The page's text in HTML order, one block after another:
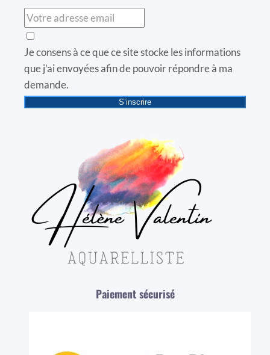
Je consens à ce que ce site stocke les informations
que j’ai envoyées afin de pouvoir répondre à ma
demande.
S’inscrire
Paiement sécurisé